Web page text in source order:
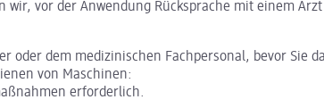
vor der Anwendung Rücksprache mit einem
oder dem medizinischen Fachpersonal, bevor Sie
von Maschinen:
erforderlich.